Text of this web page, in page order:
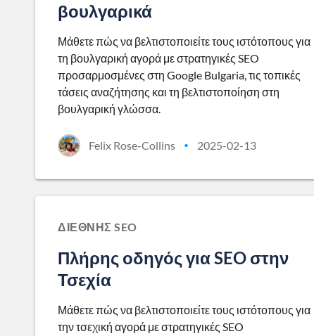
βουλγαρικά
Μάθετε πώς να βελτιστοποιείτε τους ιστότοπους για
τη βουλγαρική αγορά με στρατηγικές SEO
προσαρμοσμένες στη Google Bulgaria, τις τοπικές
τάσεις αναζήτησης και τη βελτιστοποίηση στη
βουλγαρική γλώσσα.
Felix Rose-Collins • 2025-02-13
ΔΙΕΘΝΉΣ SEO
Πλήρης οδηγός για SEO στην
Τσεχία
Μάθετε πώς να βελτιστοποιείτε τους ιστότοπους για
την τσεχική αγορά με στρατηγικές SEO